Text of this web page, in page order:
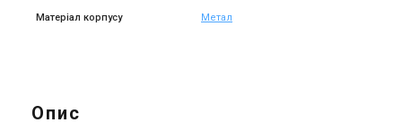
Ціна
Матеріал корпусу Метал
Опис